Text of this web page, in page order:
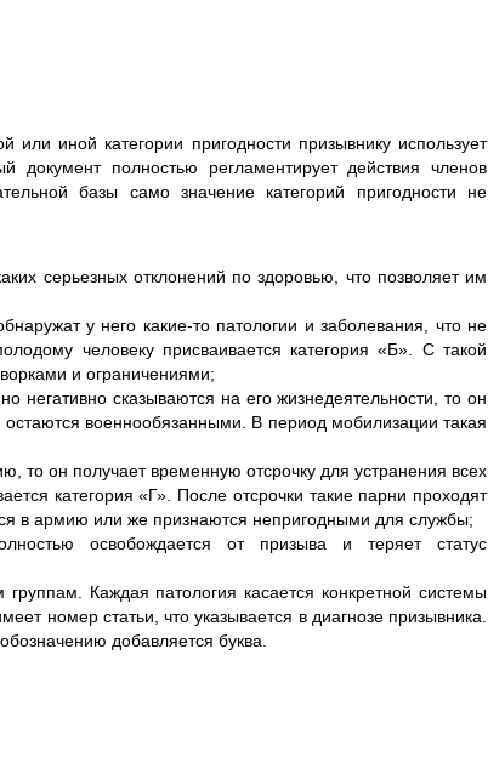
иной категории пригодности призывнику использует
полностью регламентирует действия членов
базы само значение категорий пригодности не
серьезных отклонений по здоровью, что позволяет им
у него какие-то патологии и заболевания, что не
человеку присваивается категория «Б». С такой
и ограничениями;
негативно сказываются на его жизнедеятельности, то он
военнообязанными. В период мобилизации такая
то он получает временную отсрочку для устранения всех
категория «Г». После отсрочки такие парни проходят
в армию или же признаются непригодными для службы;
освобождается от призыва и теряет статус
Каждая патология касается конкретной системы
номер статьи, что указывается в диагнозе призывника.
добавляется буква.